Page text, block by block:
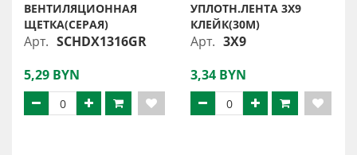
ВЕНТИЛЯЦИОННАЯ
ЩЕТКА(СЕРАЯ)
Арт. SCHDX1316GR
5,29 BYN
УПЛОТН.ЛЕНТА 3Х9
КЛЕЙК(30М)
Арт. 3X9
3,34 BYN